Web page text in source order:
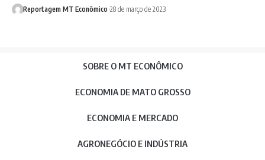
Reportagem MT Econômico 28 de março de 2023
SOBRE O MT ECONÔMICO
ECONOMIA DE MATO GROSSO
ECONOMIA E MERCADO
AGRONEGÓCIO E INDÚSTRIA